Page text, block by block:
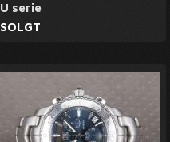
U serie
SOLGT